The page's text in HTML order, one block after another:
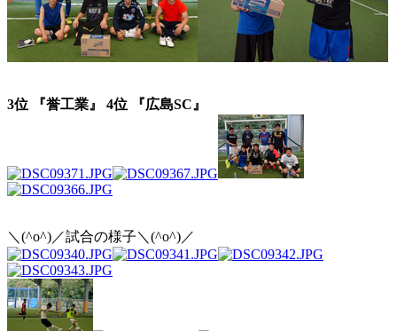
3位 『誉工業』 4位 『広島SC』
＼(^o^)／試合の様子＼(^o^)／